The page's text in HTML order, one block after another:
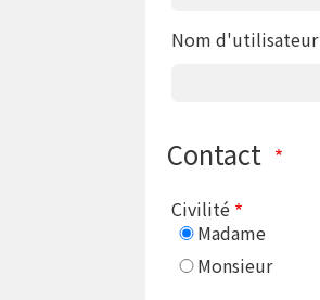
Nom d'utilisateur
Contact
Civilité
Madame
Monsieur